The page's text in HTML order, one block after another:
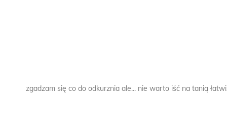
bez odkurzania, codziennego, nie ma opcji żeby tego kurzu